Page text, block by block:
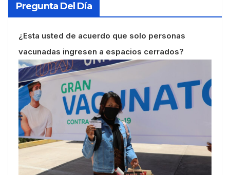
Pregunta Del Día
¿Esta usted de acuerdo que solo personas
vacunadas ingresen a espacios cerrados?